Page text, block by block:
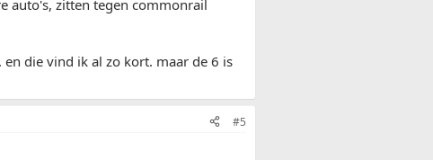
auto's, zitten tegen commonrail
die vind ik al zo kort. maar de 6 is
#5